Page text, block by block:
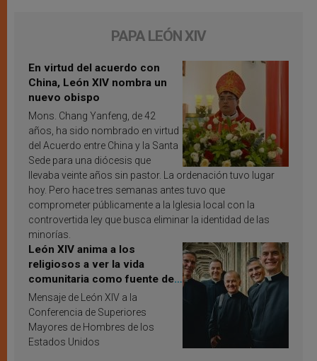
PAPA LEÓN XIV
En virtud del acuerdo con
China, León XIV nombra un
nuevo obispo
Mons. Chang Yanfeng, de 42
años, ha sido nombrado en virtud
del Acuerdo entre China y la Santa
Sede para una diócesis que
llevaba veinte años sin pastor. La ordenación tuvo lugar
hoy. Pero hace tres semanas antes tuvo que
comprometer públicamente a la Iglesia local con la
controvertida ley que busca eliminar la identidad de las
minorías.
León XIV anima a los
religiosos a ver la vida
comunitaria como fuente de
inspiración y santificación
Mensaje de León XIV a la
Conferencia de Superiores
Mayores de Hombres de los
Estados Unidos